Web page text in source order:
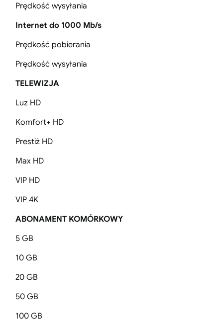
Prędkość wysyłania
Internet do 1000 Mb/s
Prędkość pobierania
Prędkość wysyłania
TELEWIZJA
Luz HD
Komfort+ HD
Prestiż HD
Max HD
VIP HD
VIP 4K
ABONAMENT KOMÓRKOWY
5 GB
10 GB
20 GB
50 GB
100 GB